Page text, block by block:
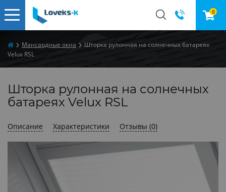
0
Мансардные окна
Шторка рулонная на солнечных батареях
Velux RSL
Шторка рулонная на солнечных
батареях Velux RSL
Описание Характеристики Отзывы (0)